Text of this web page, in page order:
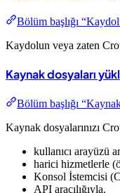
Bölüm başlığı
Kaydolun veya zaten
Kaynak dosyaları
Bölüm başlığı
Kaynak dosyalarınızı
kullanıcı arayüzü
harici hizmetlerle
Konsol İstemcisi
API aracılığıyla.